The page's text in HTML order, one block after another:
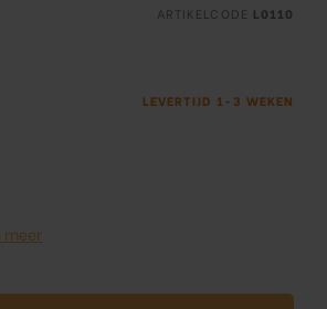
ARTIKELCODE L0110
LEVERTIJD 1-3 WEKEN
meer